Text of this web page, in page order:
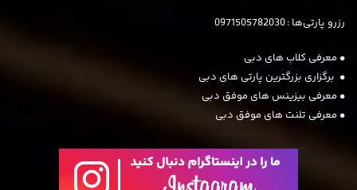
رزرو پارتی‌ها :0971505782030
• معرفی کلاب های دبی
• برگزاری بزرگترین پارتی های دبی
• معرفی بیزینس های موفق دبی
• معرفی تلنت های موفق دبی